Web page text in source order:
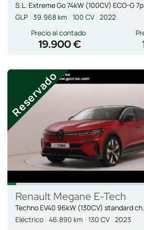
S.L. Extreme Go 74kW (100CV) ECO-G 7p
GLP 39.968 km 100 CV 2022
Precio al contado
19.900 €
Reservado
Renault Megane E-Tech
Techno EV40 96kW (130CV) standard ch.
Eléctrico 46.890 km 130 CV 2023